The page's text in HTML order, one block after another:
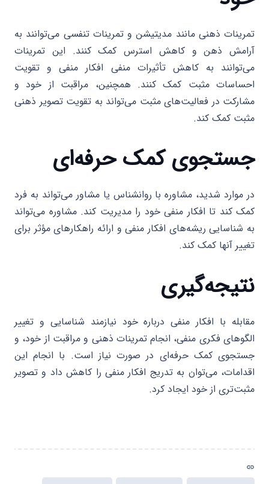
تمرینات ذهنی مانند مدیتیشن و تمرینات تنفسی می‌توانند به
آرامش ذهن و کاهش استرس کمک کنند. این تمرینات
می‌توانند به کاهش تأثیرات منفی افکار منفی و تقویت
احساسات مثبت کمک کنند. همچنین، مراقبت از خود و
مشارکت در فعالیت‌های مثبت می‌تواند به تقویت تصویر ذهنی
مثبت کمک کند.
جستجوی کمک حرفه‌ای
در موارد شدید، مشاوره با روانشناس یا مشاور می‌تواند به فرد
کمک کند تا افکار منفی خود را مدیریت کند. مشاوره می‌تواند
به شناسایی ریشه‌های افکار منفی و ارائه راهکارهای مؤثر برای
تغییر آنها کمک کند.
نتیجه‌گیری
مقابله با افکار منفی درباره خود نیازمند شناسایی و تغییر
الگوهای فکری منفی، انجام تمرینات ذهنی و مراقبت از خود، و
جستجوی کمک حرفه‌ای در صورت نیاز است. با انجام این
اقدامات، می‌توان به تدریج افکار منفی را کاهش داد و تصویر
مثبت‌تری از خود ایجاد کرد.
link